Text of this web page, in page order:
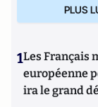
PLUS
1Les Français
européenne
ira le grand